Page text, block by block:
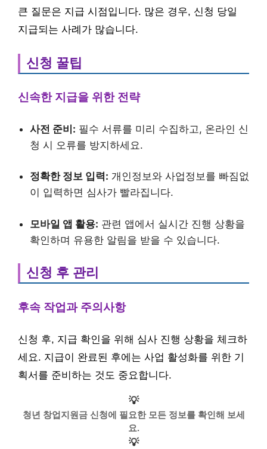
큰 질문은 지급 시점입니다. 많은 경우, 신청 당일
지급되는 사례가 많습니다.
신청 꿀팁
신속한 지급을 위한 전략
사전 준비: 필수 서류를 미리 수집하고, 온라인 신
청 시 오류를 방지하세요.
정확한 정보 입력: 개인정보와 사업정보를 빠짐없
이 입력하면 심사가 빨라집니다.
모바일 앱 활용: 관련 앱에서 실시간 진행 상황을
확인하며 유용한 알림을 받을 수 있습니다.
신청 후 관리
후속 작업과 주의사항
신청 후, 지급 확인을 위해 심사 진행 상황을 체크하
세요. 지급이 완료된 후에는 사업 활성화를 위한 기
획서를 준비하는 것도 중요합니다.
💡
청년 창업지원금 신청에 필요한 모든 정보를 확인해 보세
요.
💡